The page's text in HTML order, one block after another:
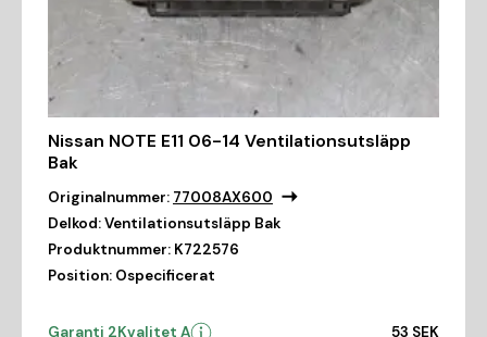
Nissan NOTE E11 06-14 Ventilationsutsläpp
Bak
Originalnummer: 77008AX600
Delkod:Ventilationsutsläpp Bak
Produktnummer: K722576
Position: Ospecificerat
Garanti 2Kvalitet A 53 SEK